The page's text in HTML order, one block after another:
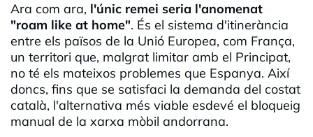
Ara com ara, l'únic remei seria l'anomenat
"roam like at home". És el sistema d'itinerància
entre els països de la Unió Europea, com França,
un territori que, malgrat limitar amb el Principat,
no té els mateixos problemes que Espanya. Així
doncs, fins que se satisfaci la demanda del costat
català, l'alternativa més viable esdevé el bloqueig
manual de la xarxa mòbil andorrana.